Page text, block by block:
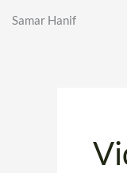
Samar Hanif